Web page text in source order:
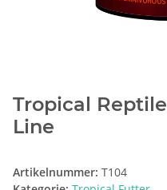
Tropical
Line
Artikelnummer: T104